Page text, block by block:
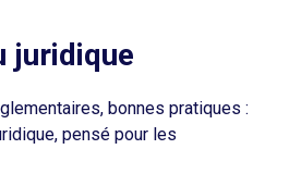
juridique
bonnes pratiques :
pensé pour les